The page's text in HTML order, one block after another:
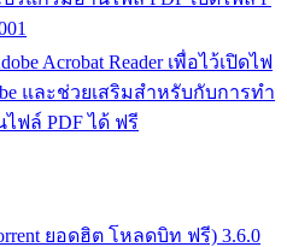
Acrobat Reader เพื่อไว้เปิดไฟ
และช่วยเสริมสำหรับกับการทำ
ไฟล์ PDF ได้ ฟรี
ยอดฮิต โหลดบิท ฟรี) 3.6.0